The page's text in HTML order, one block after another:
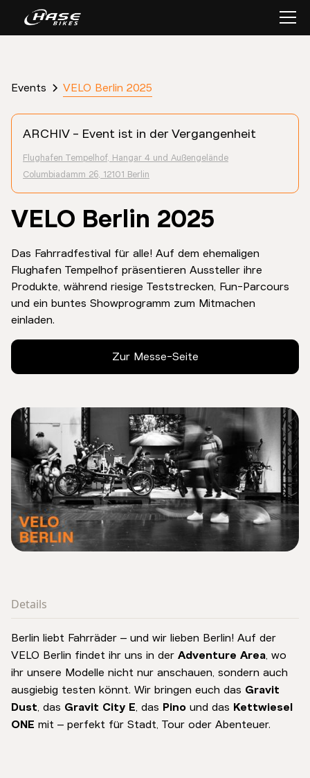
Events VELO Berlin 2025
ARCHIV - Event ist in der Vergangenheit
Flughafen Tempelhof, Hangar 4 und Außengelände
Columbiadamm 26, 12101 Berlin
VELO Berlin 2025
Das Fahrradfestival für alle! Auf dem ehemaligen
Flughafen Tempelhof präsentieren Aussteller ihre
Produkte, während riesige Teststrecken, Fun-Parcours
und ein buntes Showprogramm zum Mitmachen
einladen.
Zur Messe-Seite
Details
Berlin liebt Fahrräder – und wir lieben Berlin! Auf der
VELO Berlin findet ihr uns in der Adventure Area, wo
ihr unsere Modelle nicht nur anschauen, sondern auch
ausgiebig testen könnt. Wir bringen euch das Gravit
Dust, das Gravit City E, das Pino und das Kettwiesel
ONE mit – perfekt für Stadt, Tour oder Abenteuer.